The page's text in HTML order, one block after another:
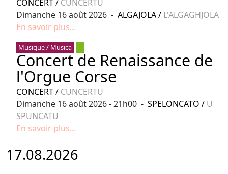
CONCERT/ CUNCERTU
Dimanche 16 août 2026 - ALGAJOLA/ L'ALGAGHJOLA
En savoir plus...
Musique / Musica
Concert de Renaissance de
l'Orgue Corse
CONCERT/ CUNCERTU
Dimanche 16 août 2026 - 21h00 - SPELONCATO / U
SPUNCATU
En savoir plus...
17.08.2026